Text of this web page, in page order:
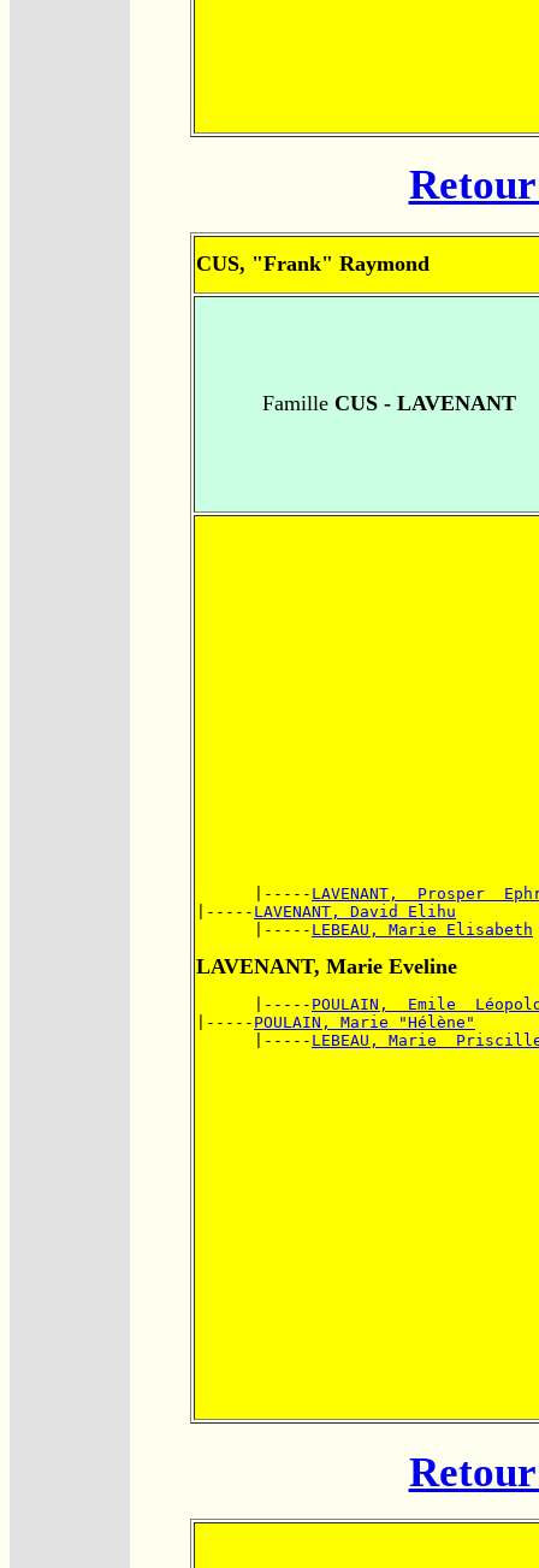
CUS, "Frank" Raymond
FamilleCUS - LAVENANT
      |-----
LAVENANT,  Prosper
|----- LAVENANT, David Elihu
      |-----
LEBEAU, Marie Elisabeth
LAVENANT, Marie Eveline
      |-----
POULAIN,  Emile
|----- POULAIN, Marie "Hélène"
      |-----
LEBEAU, Marie